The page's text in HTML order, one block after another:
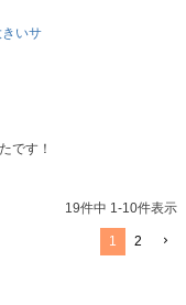
いサ
です！
19件中 1-10件表示
1 2